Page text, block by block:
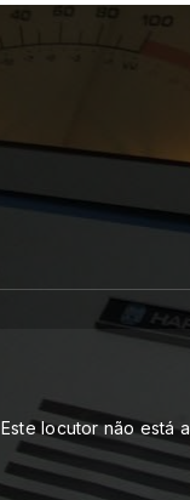
Este locutor não está